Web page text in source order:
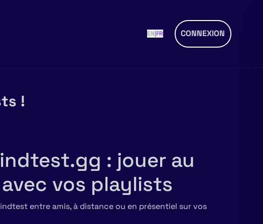
EN|FR CONNEXION
!
: jouer au
vos playlists
entre amis, à distance ou en présentiel sur vos